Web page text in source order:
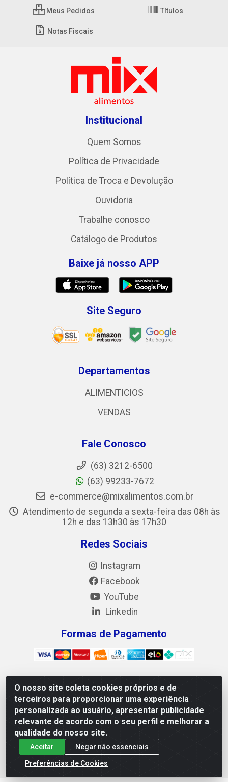
O nosso site coleta cookies próprios e de
terceiros para proporcionar uma experiência
personalizada ao usuário, apresentar publicidade
relevante de acordo com o seu perfil e melhorar a
qualidade do nosso site.
Aceitar
Negar não essenciais
Preferências de Cookies
Meus Pedidos Títulos
Notas Fiscais
Institucional
Quem Somos
Política de Privacidade
Política de Troca e Devolução
Ouvidoria
Trabalhe conosco
Catálogo de Produtos
Baixe já nosso APP
Site Seguro
Departamentos
ALIMENTICIOS
VENDAS
Fale Conosco
(63) 3212-6500
(63) 99233-7672
e-commerce@mixalimentos.com.br
Atendimento de segunda a sexta-feira das 08h às
12h e das 13h30 às 17h30
Redes Sociais
Instagram
Facebook
YouTube
Linkedin
Formas de Pagamento
Mix Alimentos LTDA - Quadra Asr Ne 55 (412 Norte), Alameda
02, S/N - Plano Diretor Norte, Palmas/TO - CEP 77.006-540 -
CNPJ 05.922.500/0001-02